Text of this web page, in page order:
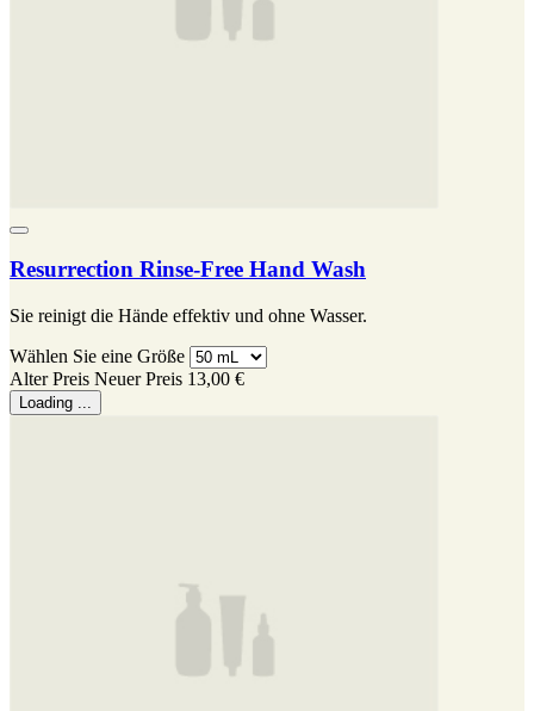
Resurrection Rinse-Free Hand Wash
Sie reinigt die Hände effektiv und ohne Wasser.
Wählen Sie eine Größe
Alter Preis Neuer Preis 13,00 €
Loading ...